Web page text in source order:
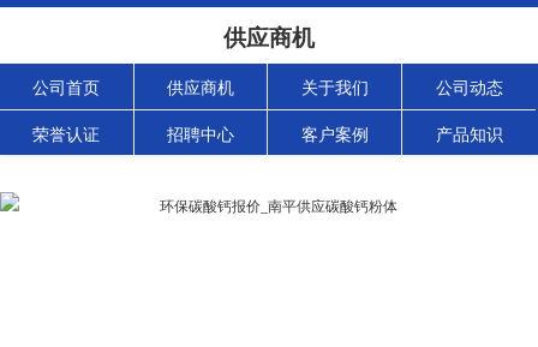
供应商机
公司首页 供应商机 关于我们 公司动态
荣誉认证 招聘中心 客户案例 产品知识